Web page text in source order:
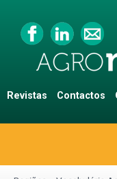
Revistas Contactos